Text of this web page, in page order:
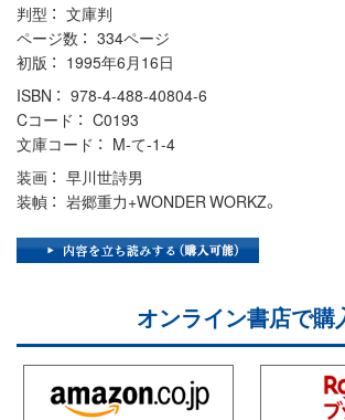
判型
文庫判
ページ数
334ページ
初版
1995年6月16日
ISBN
978-4-488-40804-6
Cコード
C0193
文庫コード
M-て-1-4
装画
早川世詩男
装幀
岩郷重力+WONDER WORKZ。
オンライン書店で購